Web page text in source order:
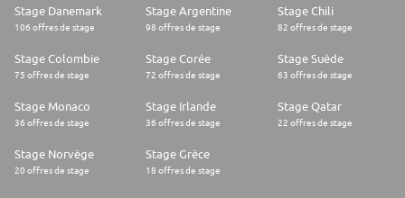
Stage Danemark
106 offres de stage
Stage Argentine
98 offres de stage
Stage Chili
82 offres de stage
Stage Colombie
75 offres de stage
Stage Corée
72 offres de stage
Stage Suède
63 offres de stage
Stage Monaco
36 offres de stage
Stage Irlande
36 offres de stage
Stage Qatar
22 offres de stage
Stage Norvège
20 offres de stage
Stage Grèce
18 offres de stage